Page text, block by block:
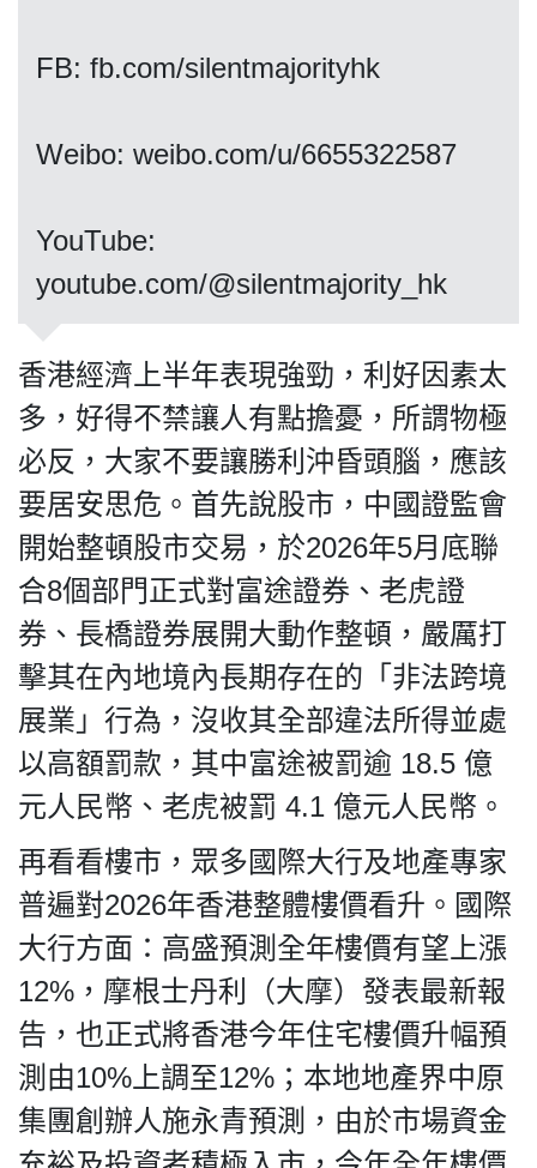
隱
政
及
免
責
聲
明
©
2018
Silent
Majority
For
HK.
All
rights
reserved.
FB: fb.com/silentmajorityhk
Weibo: weibo.com/u/6655322587
YouTube:
youtube.com/@silentmajority_hk
香港經濟上半年表現強勁，利好因素太
多，好得不禁讓人有點擔憂，所謂物極
必反，大家不要讓勝利沖昏頭腦，應該
要居安思危。首先說股市，中國證監會
開始整頓股市交易，於2026年5月底聯
合8個部門正式對富途證券、老虎證
券、長橋證券展開大動作整頓，嚴厲打
擊其在內地境內長期存在的「非法跨境
展業」行為，沒收其全部違法所得並處
以高額罰款，其中富途被罰逾 18.5 億
元人民幣、老虎被罰 4.1 億元人民幣。
再看看樓市，眾多國際大行及地產專家
普遍對2026年香港整體樓價看升。國際
大行方面：高盛預測全年樓價有望上漲
12%，摩根士丹利（大摩）發表最新報
告，也正式將香港今年住宅樓價升幅預
測由10%上調至12%；本地地產界中原
集團創辦人施永青預測，由於市場資金